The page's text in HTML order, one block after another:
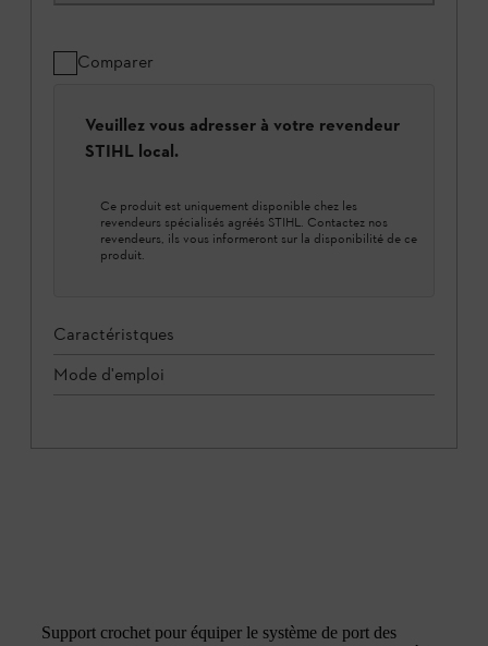
Comparer
Veuillez vous adresser à votre revendeur
STIHL local.
Ce produit est uniquement disponible chez les
revendeurs spécialisés agréés STIHL. Contactez nos
revendeurs, ils vous informeront sur la disponibilité de ce
produit.
Caractéristques
Mode d'emploi
Support crochet pour équiper le système de port des